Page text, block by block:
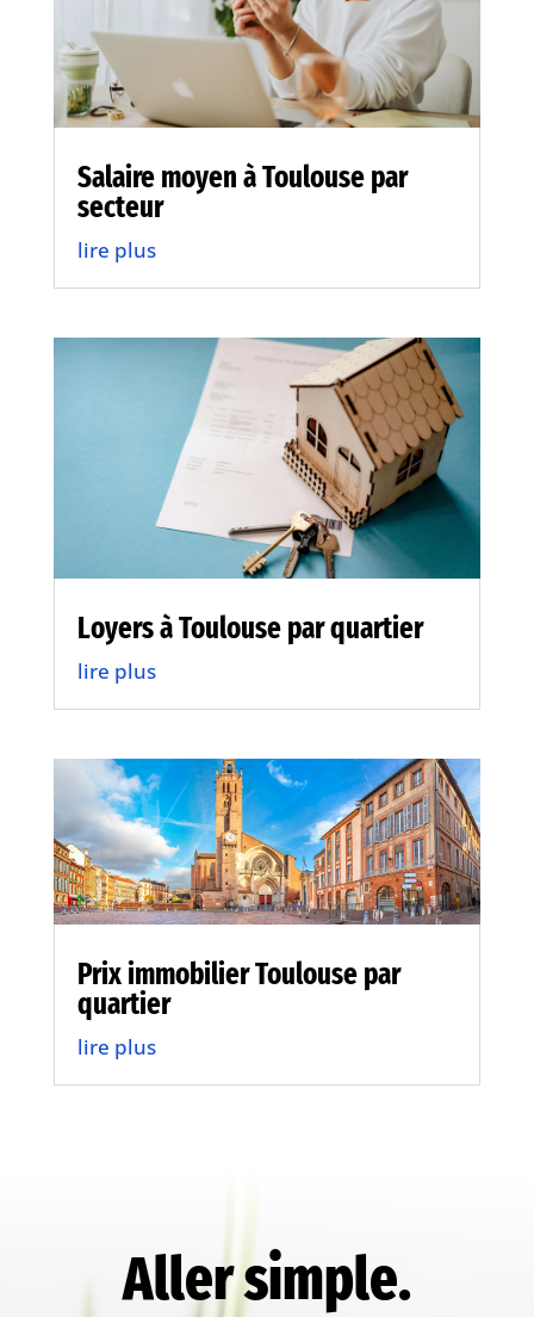
Salaire moyen à Toulouse par
secteur
lire plus
Loyers à Toulouse par quartier
lire plus
Prix immobilier Toulouse par
quartier
lire plus
Aller simple.